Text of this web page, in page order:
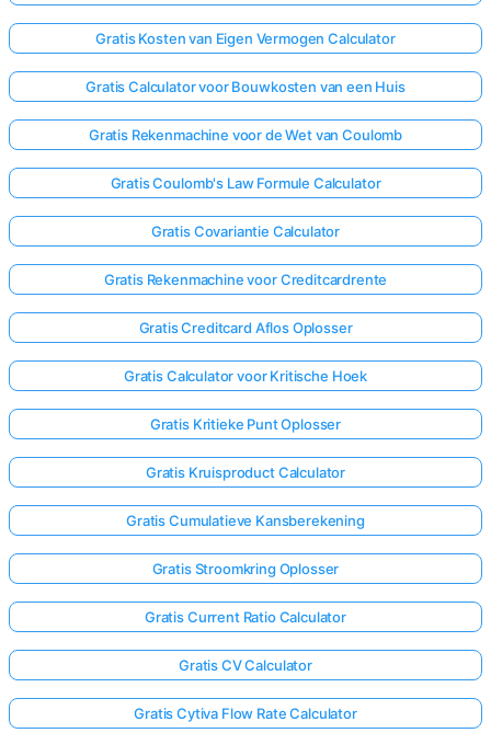
Gratis Kosten van Eigen Vermogen Calculator
Gratis Calculator voor Bouwkosten van een Huis
Gratis Rekenmachine voor de Wet van Coulomb
Gratis Coulomb's Law Formule Calculator
Gratis Covariantie Calculator
Gratis Rekenmachine voor Creditcardrente
Gratis Creditcard Aflos Oplosser
Gratis Calculator voor Kritische Hoek
Gratis Kritieke Punt Oplosser
Gratis Kruisproduct Calculator
Gratis Cumulatieve Kansberekening
Gratis Stroomkring Oplosser
Gratis Current Ratio Calculator
Gratis CV Calculator
Gratis Cytiva Flow Rate Calculator